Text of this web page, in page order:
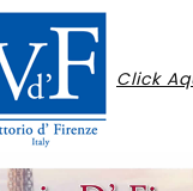
Click